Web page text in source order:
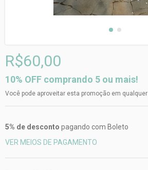
R$60,00
10% OFF comprando 5 ou mais!
Você pode aproveitar esta promoção em
5% de desconto pagando com Boleto
VER MEIOS DE PAGAMENTO